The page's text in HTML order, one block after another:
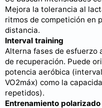
Mejora la tolerancia al
ritmos de competición en
distancia.
Interval training
Alterna fases de esfuerzo
de recuperación. Puede
potencia aeróbica
VO2máx) como la
repetidos).
Entrenamiento polarizado